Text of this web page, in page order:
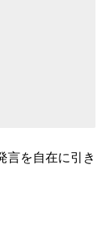
言を自在に引き